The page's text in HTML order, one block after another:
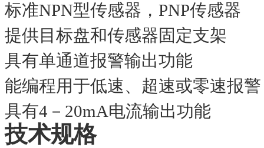
标准NPN型传感器， PNP传感器
提供目标盘和传感器固定支架
具有单通道报警输出功能
能编程用于低速、超速或零速报警
具有4 － 20mA电流输出功能
技术规格